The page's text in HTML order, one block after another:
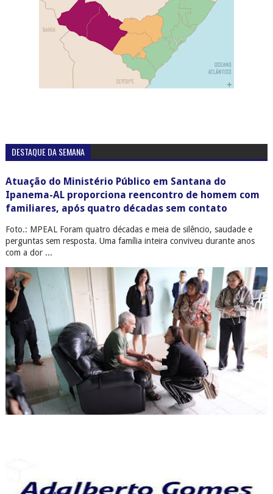
DESTAQUE DA SEMANA
Atuação do Ministério Público em Santana do
Ipanema-AL proporciona reencontro de homem com
familiares, após quatro décadas sem contato
Foto.: MPEAL Foram quatro décadas e meia de silêncio, saudade e
perguntas sem resposta. Uma família inteira conviveu durante anos
com a dor ...